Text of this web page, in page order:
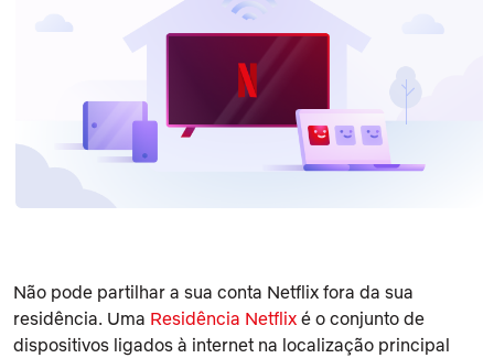
Não pode partilhar a sua conta Netflix fora da sua
residência. Uma Residência Netflix é o conjunto de
dispositivos ligados à internet na localização principal